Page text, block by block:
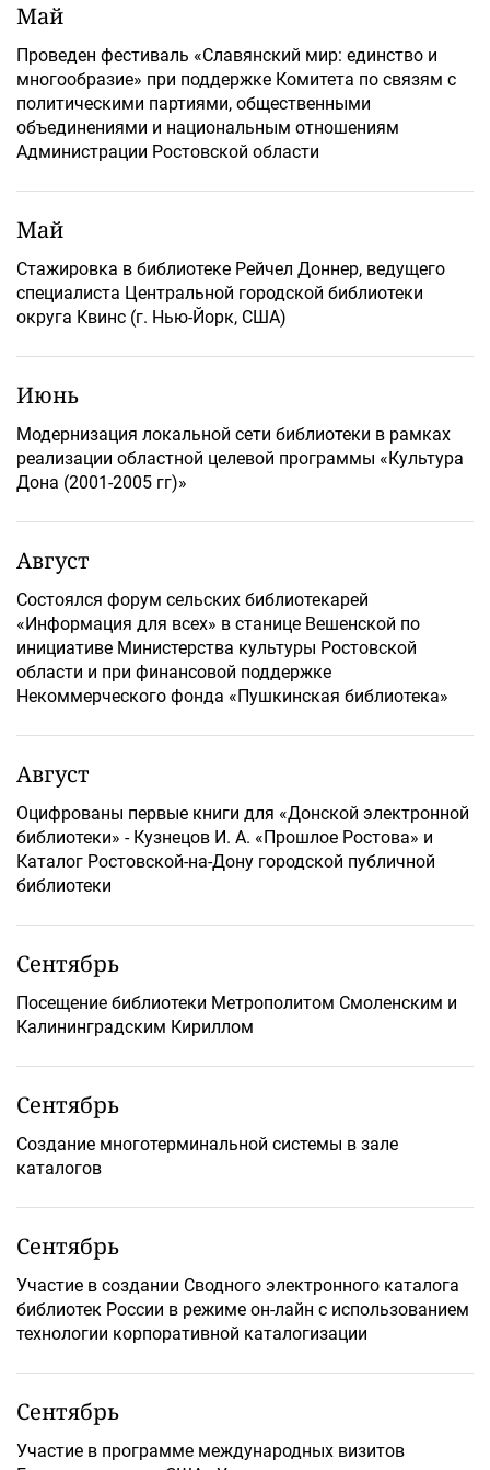
Май
Проведен фестиваль «Славянский мир: единство и
многообразие» при поддержке Комитета по связям с
политическими партиями, общественными
объединениями и национальным отношениям
Администрации Ростовской области
Май
Стажировка в библиотеке Рейчел Доннер, ведущего
специалиста Центральной городской библиотеки
округа Квинс (г. Нью-Йорк, США)
Июнь
Модернизация локальной сети библиотеки в рамках
реализации областной целевой программы «Культура
Дона (2001-2005 гг)»
Август
Состоялся форум сельских библиотекарей
«Информация для всех» в станице Вешенской по
инициативе Министерства культуры Ростовской
области и при финансовой поддержке
Некоммерческого фонда «Пушкинская библиотека»
Август
Оцифрованы первые книги для «Донской электронной
библиотеки» - Кузнецов И. А. «Прошлое Ростова» и
Каталог Ростовской-на-Дону городской публичной
библиотеки
Сентябрь
Посещение библиотеки Метрополитом Смоленским и
Калининградским Кириллом
Сентябрь
Создание многотерминальной системы в зале
каталогов
Сентябрь
Участие в создании Сводного электронного каталога
библиотек России в режиме он-лайн с использованием
технологии корпоративной каталогизации
Сентябрь
Участие в программе международных визитов